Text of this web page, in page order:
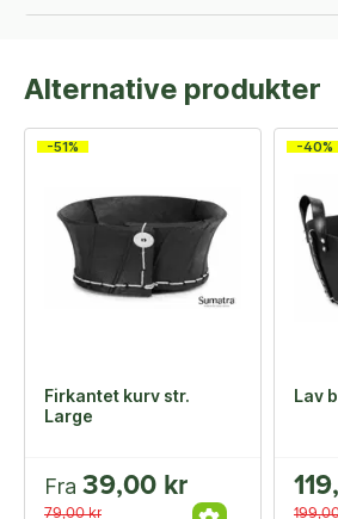
Alternative produkter
-51%
Firkantet kurv str.
Large
Fra 39,00 kr
79,00 kr
-40%
Lav